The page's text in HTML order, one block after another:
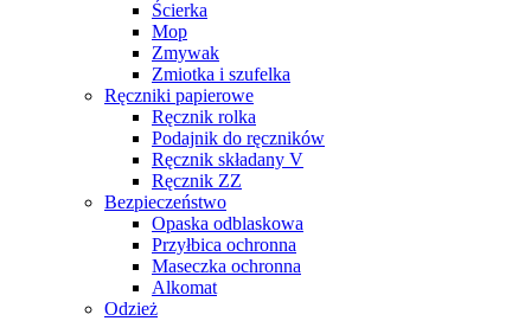
Ścierka
Mop
Zmywak
Zmiotka i szufelka
Ręczniki papierowe
Ręcznik rolka
Podajnik do ręczników
Ręcznik składany V
Ręcznik ZZ
Bezpieczeństwo
Opaska odblaskowa
Przyłbica ochronna
Maseczka ochronna
Alkomat
Odzież